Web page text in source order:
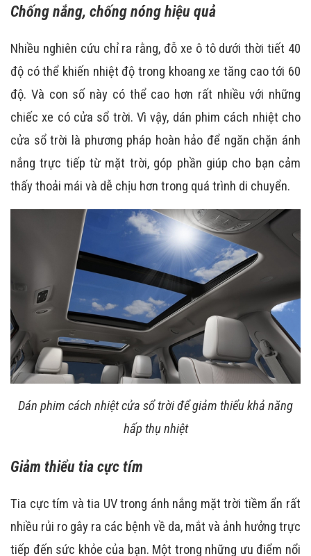
Chống nắng, chống nóng hiệu quả
Nhiều nghiên cứu chỉ ra rằng, đỗ xe ô tô dưới thời tiết 40
độ có thể khiến nhiệt độ trong khoang xe tăng cao tới 60
độ. Và con số này có thể cao hơn rất nhiều với những
chiếc xe có cửa sổ trời. Vì vậy, dán phim cách nhiệt cho
cửa sổ trời là phương pháp hoàn hảo để ngăn chặn ánh
nắng trực tiếp từ mặt trời, góp phần giúp cho bạn cảm
thấy thoải mái và dễ chịu hơn trong quá trình di chuyển.
Dán phim cách nhiệt cửa sổ trời để giảm thiểu khả năng
hấp thụ nhiệt
Giảm thiểu tia cực tím
Tia cực tím và tia UV trong ánh nắng mặt trời tiềm ẩn rất
nhiều rủi ro gây ra các bệnh về da, mắt và ảnh hưởng trực
tiếp đến sức khỏe của bạn. Một trong những ưu điểm nổi